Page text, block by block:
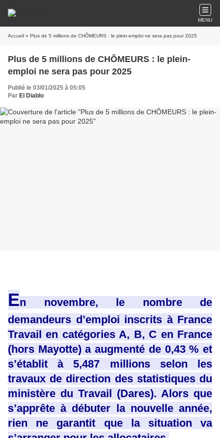
MENU
Accueil » Plus de 5 millions de CHÔMEURS : le plein-emploi ne sera pas pour 2025
Plus de 5 millions de CHÔMEURS : le plein-
emploi ne sera pas pour 2025
Publié le 03/01/2025 à 05:05
Par El Diablo
En novembre, le nombre de
demandeurs d’emploi inscrits à France
Travail en catégories A, B, C en France
(hors Mayotte) a augmenté de 0,43 % et
s’établit à 5,487 millions selon les
travaux de direction des statistiques du
ministère du Travail (Dares). Alors que
s’apprête à débuter la nouvelle année,
rien ne garantit que la situation va